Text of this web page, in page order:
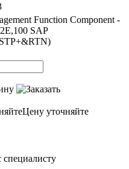
Function Component -
SAP
Цену уточняйте